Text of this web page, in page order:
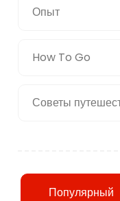
Опыт
How To Go
Советы
Популярный